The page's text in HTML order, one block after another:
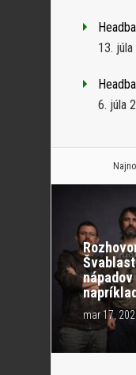
13.
6. júla
mar 17,